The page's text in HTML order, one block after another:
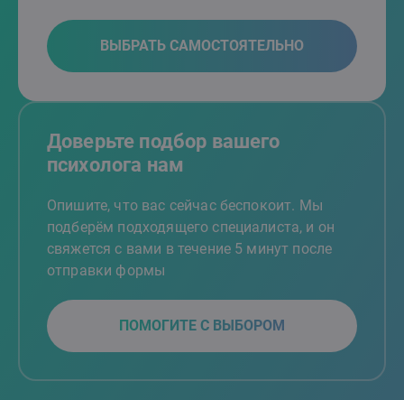
ВЫБРАТЬ САМОСТОЯТЕЛЬНО
Доверьте подбор вашего
психолога нам
Опишите, что вас сейчас беспокоит. Мы
подберём подходящего специалиста, и он
свяжется с вами в течение 5 минут после
отправки формы
ПОМОГИТЕ С ВЫБОРОМ